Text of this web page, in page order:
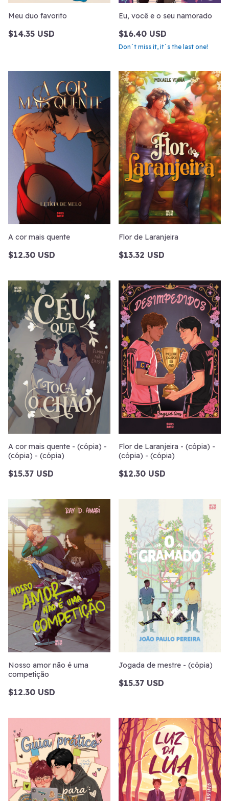
Meu duo favorito
$14.35 USD
Eu, você e o seu namorado
$16.40 USD
Don´t miss it, it´s the last one!
A cor mais quente
$12.30 USD
Flor de Laranjeira
$13.32 USD
A cor mais quente - (cópia) -
(cópia) - (cópia)
$15.37 USD
Flor de Laranjeira - (cópia) -
(cópia) - (cópia)
$12.30 USD
Nosso amor não é uma
competição
$12.30 USD
Jogada de mestre - (cópia)
$15.37 USD